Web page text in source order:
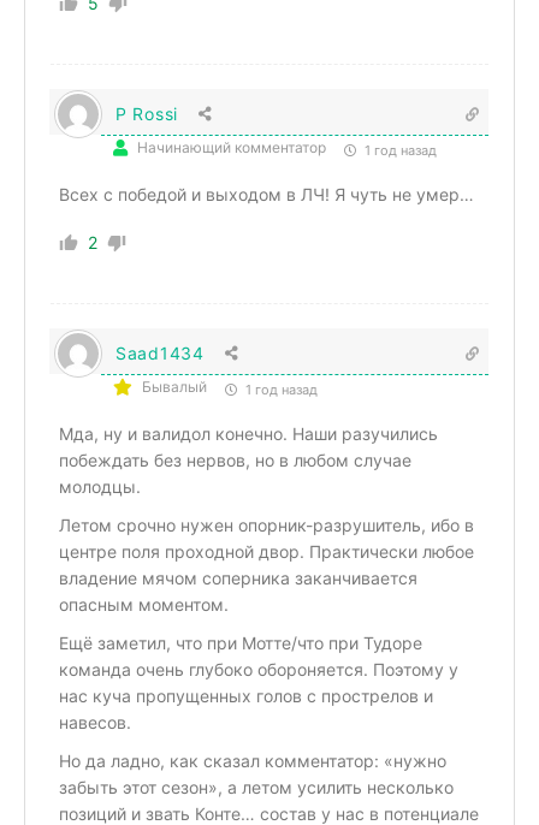
P Rossi
Начинающий комментатор 1 год назад
Всех с победой и выходом в ЛЧ! Я чуть не умер…
2
Saad1434
Бывалый 1 год назад
Мда, ну и валидол конечно. Наши разучились
побеждать без нервов, но в любом случае
молодцы.
Летом срочно нужен опорник-разрушитель, ибо в
центре поля проходной двор. Практически любое
владение мячом соперника заканчивается
опасным моментом.
Ещё заметил, что при Мотте/что при Тудоре
команда очень глубоко обороняется. Поэтому у
нас куча пропущенных голов с прострелов и
навесов.
Но да ладно, как сказал комментатор: «нужно
забыть этот сезон», а летом усилить несколько
позиций и звать Конте… состав у нас в потенциале